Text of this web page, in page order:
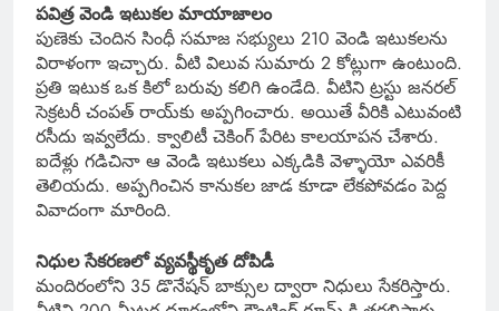
పవిత్ర వెండి ఇటుకల మాయాజాలం
పుణెకు చెందిన సింధీ సమాజ సభ్యులు 210 వెండి ఇటుకలను
విరాళంగా ఇచ్చారు. వీటి విలువ సుమారు 2 కోట్లుగా ఉంటుంది.
ప్రతి ఇటుక ఒక కిలో బరువు కలిగి ఉండేది. వీటిని ట్రస్టు జనరల్
సెక్రటరీ చంపత్ రాయ్‌కు అప్పగించారు. అయితే వీరికి ఎటువంటి
రసీదు ఇవ్వలేదు. క్వాలిటీ చెకింగ్ పేరిట కాలయాపన చేశారు.
ఐదేళ్లు గడిచినా ఆ వెండి ఇటుకలు ఎక్కడికి వెళ్ళాయో ఎవరికీ
తెలియదు. అప్పగించిన కానుకల జాడ కూడా లేకపోవడం పెద్ద
వివాదంగా మారింది.
నిధుల సేకరణలో వ్యవస్థీకృత దోపిడీ
మందిరంలోని 35 డొనేషన్ బాక్సుల ద్వారా నిధులు సేకరిస్తారు.